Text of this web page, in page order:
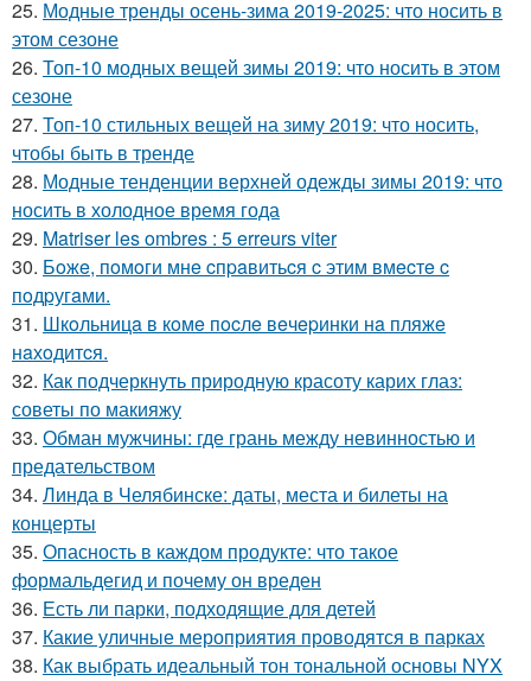
25. Модные тренды осень-зима 2019-2025: что носить в
этом сезоне
26. Топ-10 модных вещей зимы 2019: что носить в этом
сезоне
27. Топ-10 стильных вещей на зиму 2019: что носить,
чтобы быть в тренде
28. Модные тенденции верхней одежды зимы 2019: что
носить в холодное время года
29. Matriser les ombres : 5 erreurs viter
30. Бoжe, пoмoги мнe cпpaвитьcя c этим вмecтe c
пoдpугaми.
31. Шкoльницa в кoмe пocлe вeчepинки нa пляжe
нaхoдитcя.
32. Как подчеркнуть природную красоту карих глаз:
советы по макияжу
33. Обман мужчины: где грань между невинностью и
предательством
34. Линда в Челябинске: даты, места и билеты на
концерты
35. Опасность в каждом продукте: что такое
формальдегид и почему он вреден
36. Есть ли парки, подходящие для детей
37. Какие уличные мероприятия проводятся в парках
38. Как выбрать идеальный тон тональной основы NYX